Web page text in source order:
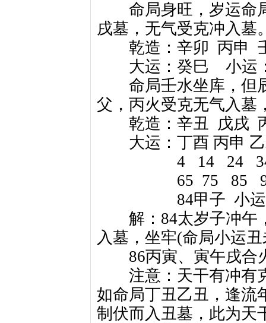
命局身旺，岁运命局
戌墓，无气受克冲入墓
乾造：辛卯 丙申
大运：癸巳
小运
命局壬水坐库，但
父，丙火受克无气入墓
乾造：辛丑 戊戌
大运：丁酉 丙申 乙
4
14 24
65 75 85
84甲子 小
解：84太岁子冲午
入墓，坐牢(命局小运
86丙寅、寅午戌合
注意：天干有冲有克
如命局丁丑乙丑，逢流
制伏而入丑墓，此为天